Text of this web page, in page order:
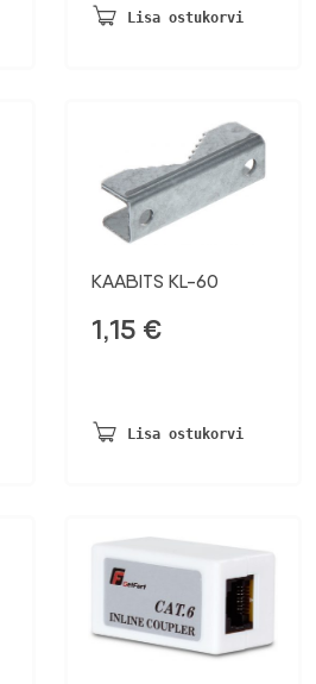
oli:
on:
Lisa ostukorvi
KAABITS KL-60
1,15 €
Lisa ostukorvi